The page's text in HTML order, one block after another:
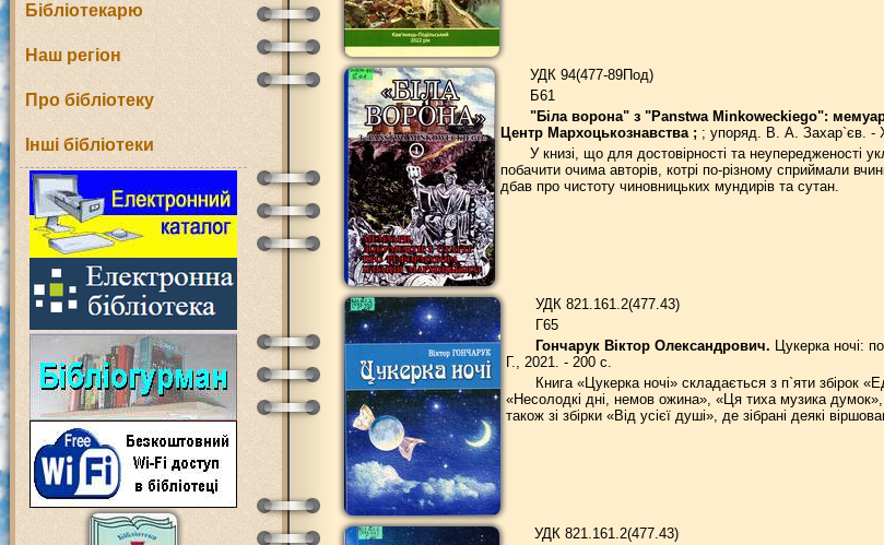
Бібліотекарю
Наш регіон
Про бібліотеку
Інші бібліотеки
УДК 94(477-89Под)
Б61
"Біла ворона" з "Panstwa Minkoweckiego":
Центр Мархоцькознавства ; ; упоряд. В. А. Захар`єв. -
У книзі, що для достовірності та неупередженості
побачити очима авторів, котрі по-різному сприймали
дбав про чистоту чиновницьких мундирів та сутан.
УДК 821.161.2(477.43)
Г65
Гончарук Віктор Олександрович. Цукерка ночі:
Г., 2021. - 200 с.
Книга «Цукерка ночі» складається з п`яти збірок
«Несолодкі дні, немов ожина», «Ця тиха музика думок»,
також зі збірки «Від усієї душі», де зібрані деякі
УДК 821.161.2(477.43)